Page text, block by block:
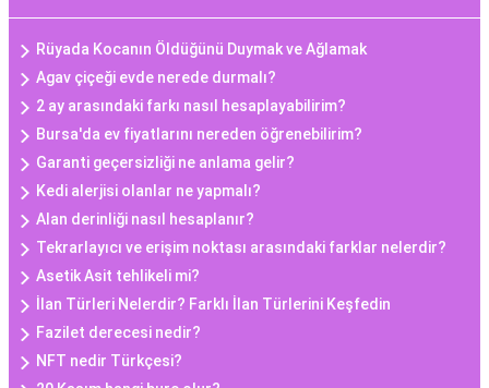
Rüyada Kocanın Öldüğünü Duymak ve Ağlamak
Agav çiçeği evde nerede durmalı?
2 ay arasındaki farkı nasıl hesaplayabilirim?
Bursa'da ev fiyatlarını nereden öğrenebilirim?
Garanti geçersizliği ne anlama gelir?
Kedi alerjisi olanlar ne yapmalı?
Alan derinliği nasıl hesaplanır?
Tekrarlayıcı ve erişim noktası arasındaki farklar nelerdir?
Asetik Asit tehlikeli mi?
İlan Türleri Nelerdir? Farklı İlan Türlerini Keşfedin
Fazilet derecesi nedir?
NFT nedir Türkçesi?